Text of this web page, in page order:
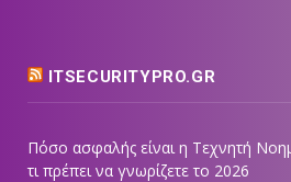
ITSECURITYPRO.GR
Πόσο ασφαλής είναι η Τεχνητή
τι πρέπει να γνωρίζετε το 2026